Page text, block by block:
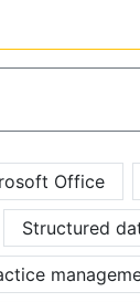
Office
Structured